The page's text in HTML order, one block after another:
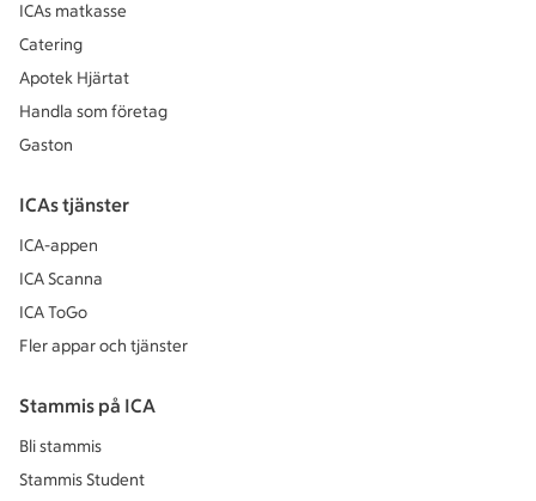
ICAs matkasse
Catering
Apotek Hjärtat
Handla som företag
Gaston
ICAs tjänster
ICA-appen
ICA Scanna
ICA ToGo
Fler appar och tjänster
Stammis på ICA
Bli stammis
Stammis Student